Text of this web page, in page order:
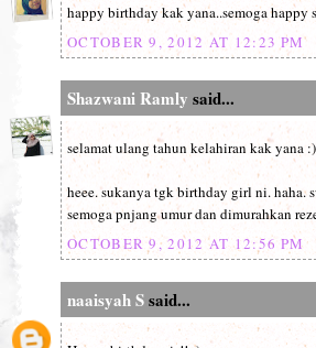
happy birthday kak yana..semoga happy
OCTOBER 9, 2012 AT 12:23 PM
Shazwani Ramly said...
selamat ulang tahun kelahiran kak yana :)
heee. sukanya tgk birthday girl ni. haha.
semoga pnjang umur dan dimurahkan
OCTOBER 9, 2012 AT 12:56 PM
naaisyah Ssaid...